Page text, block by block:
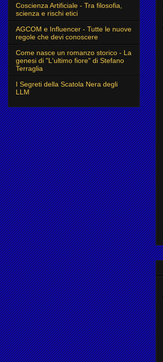
Coscienza Artificiale - Tra filosofia,
scienza e rischi etici
AGCOM e Influencer - Tutte le nuove
regole che devi conoscere
Come nasce un romanzo storico - La
genesi di "L'ultimo fiore" di Stefano
Terraglia
I Segreti della Scatola Nera degli
LLM